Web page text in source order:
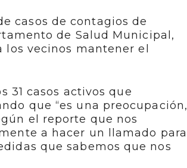
casos de contagios de
de Salud Municipal,
vecinos mantener el
31 casos activos que
que “es una preocupación,
el reporte que nos
a hacer un llamado para
que sabemos que nos